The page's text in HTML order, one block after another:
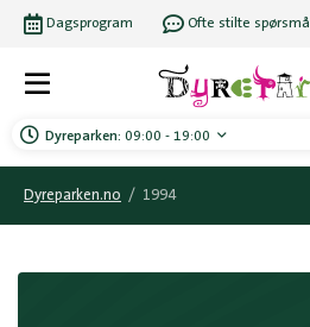
Dyreparken: 09:00 - 19:00
Dagsprogram Ofte stilte spørsmål
Dyreparken.no / 1994